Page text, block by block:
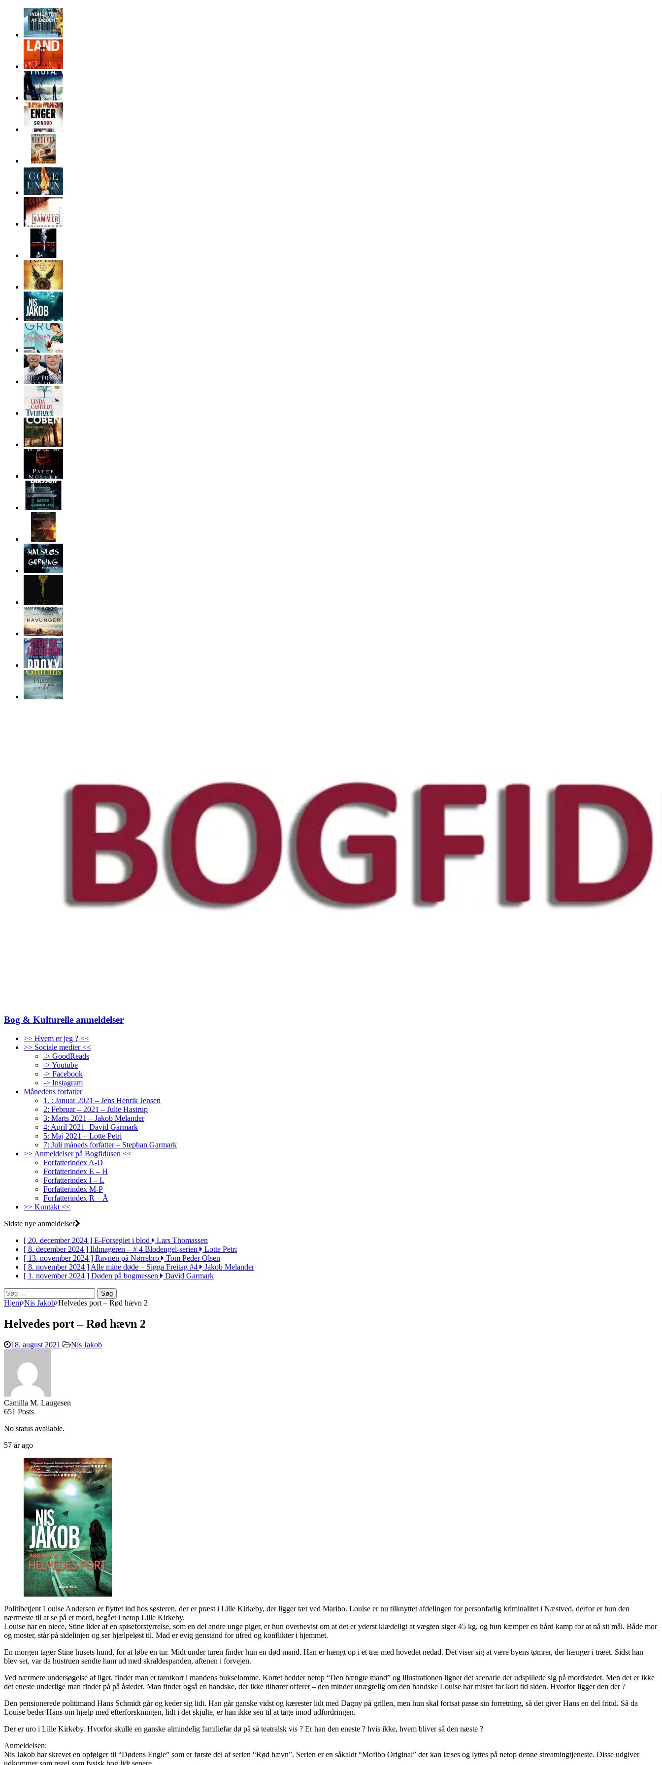
Bog & Kulturelle anmeldelser
>> Hvem er jeg ? <<
>> Sociale medier <<
-> GoodReads
-> Youtube
-> Facebook
-> Instagram
Månedens forfatter
1. : Januar 2021 – Jens Henrik Jensen
2: Februar – 2021 – Julie Hastrup
3: Marts 2021 – Jakob Melander
4: April 2021- David Garmark
5: Maj 2021 – Lotte Petri
7: Juli måneds forfatter – Stephan Garmark
>> Anmeldelser på Bogfidusen <<
Forfatterindex A-D
Forfatterindex E – H
Forfatterindex I – L
Forfatterindex M-P
Forfatterindex R – Å
>> Kontakt <<
Sidste nye anmeldelser
[ 20. december 2024 ] E-Forseglet i blod
Lars Thomassen
[ 8. december 2024 ] Ildmageren – # 4 Blodengel-serien
Lotte Petri
[ 13. november 2024 ] Ravnen på Nørrebro
Tom Peder Olsen
[ 8. november 2024 ]Alle mine døde – Sigga Freitag #4
Jakob Melander
[ 1. november 2024 ] Døden på bogmessen
David Garmark
Søg
efter:
Hjem Nis Jakob Helvedes port – Rød hævn 2
Helvedes port – Rød hævn 2
18. august 2021 Nis Jakob
Camilla M. Laugesen
651 Posts
No status available.
57 år ago
Politibetjent Louise Andersen er flyttet ind hos søsteren, der er præst i Lille Kirkeby, der ligger tæt ved Maribo. Louise er nu tilknyttet afdelingen for personfarlig kriminalitet i Næstved, derfor er hun den
nærmeste til at se på et mord, begået i netop Lille Kirkeby.
Louise har en niece, Stine lider af en spiseforstyrrelse, som en del andre unge piger, er hun overbevist om at det er yderst klædeligt at vægten siger 45 kg, og hun kæmper en hård kamp for at nå sit mål. Både mor
og moster, står på sidelinjen og ser hjælpeløst til. Mad er evig genstand for ufred og konflikter i hjemmet.
En morgen tager Stine husets hund, for at løbe en tur. Midt under turen finder hun en død mand. Han er hængt op i et træ med hovedet nedad. Det viser sig at være byens tømrer, der hænger i træet. Sidst han
blev set, var da hustruen sendte ham ud med skraldespanden, aftenen i forvejen.
Ved nærmere undersøgelse af liget, finder man et tarotkort i mandens bukselomme. Kortet hedder netop “Den hængte mand” og illustrationen ligner det scenarie der udspillede sig på mordstedet. Men det er ikke
det eneste underlige man finder på på åstedet. Man finder også en handske, der ikke tilhører offeret – den minder unægtelig om den handske Louise har mistet for kort tid siden. Hvorfor ligger den der ?
Den pensionerede politimand Hans Schmidt går og keder sig lidt. Han går ganske vidst og kærester lidt med Dagny på grillen, men hun skal fortsat passe sin forretning, så det giver Hans en del fritid. Så da
Louise beder Hans om hjælp med efterforskningen, lidt i det skjulte, er han ikke sen til at tage imod udfordringen.
Der er uro i Lille Kirkeby. Hvorfor skulle en ganske almindelig familiefar dø på så teatralsk vis ? Er han den eneste ? hvis ikke, hvem bliver så den næste ?
Anmeldelsen:
Nis Jakob har skrevet en opfølger til “Dødens Engle” som er første del af serien “Rød hævn”. Serien er en såkaldt “Mofibo Original” der kan læses og lyttes på netop denne streamingtjeneste. Disse udgiver